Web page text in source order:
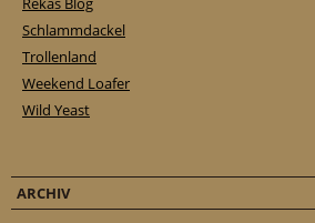
Schlammdackel
Trollenland
Weekend Loafer
Wild Yeast
ARCHIV